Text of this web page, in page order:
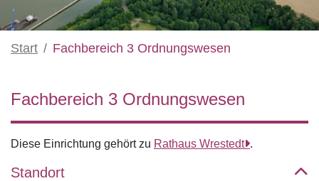
Start Fachbereich 3 Ordnungswesen
Fachbereich 3 Ordnungswesen
Diese Einrichtung gehört zu Rathaus Wrestedt .
Standort